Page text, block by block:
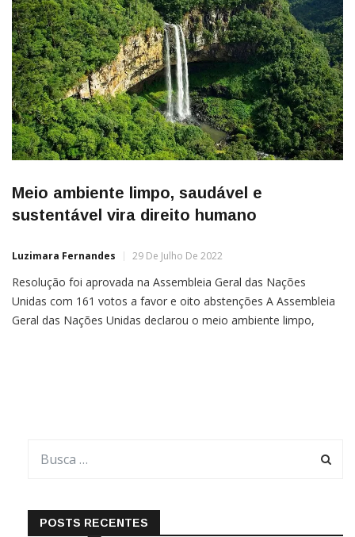
Meio ambiente limpo, saudável e
sustentável vira direito humano
Luzimara Fernandes 29 De Julho De 2022
Resolução foi aprovada na Assembleia Geral das Nações
Unidas com 161 votos a favor e oito abstenções A Assembleia
Geral das Nações Unidas declarou o meio ambiente limpo,
POSTS RECENTES